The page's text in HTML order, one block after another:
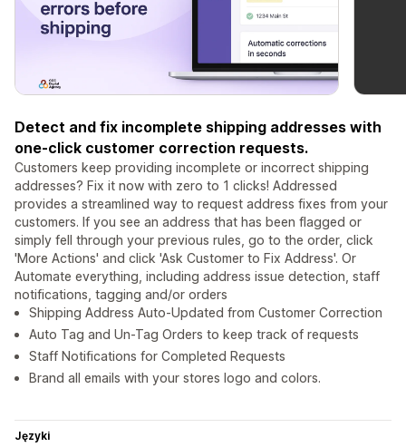
Detect and fix incomplete shipping addresses with
one-click customer correction requests.
Customers keep providing incomplete or incorrect shipping
addresses? Fix it now with zero to 1 clicks! Addressed
provides a streamlined way to request address fixes from your
customers. If you see an address that has been flagged or
simply fell through your previous rules, go to the order, click
'More Actions' and click 'Ask Customer to Fix Address'. Or
Automate everything, including address issue detection, staff
notifications, tagging and/or orders
Shipping Address Auto-Updated from Customer Correction
Auto Tag and Un-Tag Orders to keep track of requests
Staff Notifications for Completed Requests
Brand all emails with your stores logo and colors.
Języki